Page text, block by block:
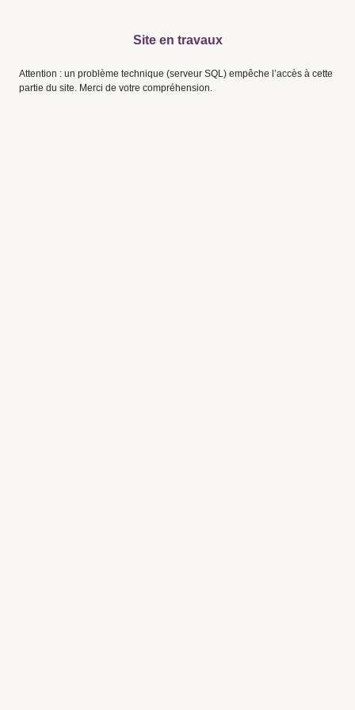
Site en travaux
Attention : un problème technique (serveur SQL) empêche l’accès à cette
partie du site. Merci de votre compréhension.